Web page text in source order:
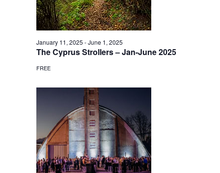
The Cyprus Strollers – Jan-June 2025
January 11, 2025 -June 1, 2025
FREE